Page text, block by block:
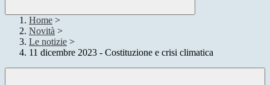
Home >
Novità >
Le notizie >
11 dicembre 2023 - Costituzione e crisi climatica